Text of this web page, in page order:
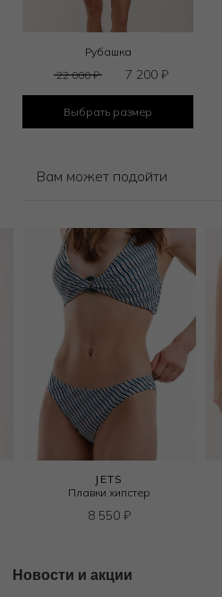
Рубашка
22 000₽ 7 200₽
Выбрать размер
Вам может подойти
JETS
Плавки хипстер
8 550 ₽
Новости и акции